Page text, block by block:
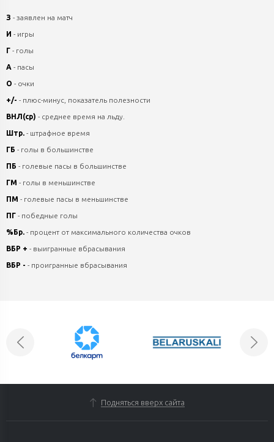
З - заявлен на матч
И - игры
Г - голы
А - пасы
О - очки
+/- - плюс-минус, показатель полезности
ВНЛ(ср) - среднее время на льду.
Штр. - штрафное время
ГБ - голы в большинстве
ПБ - голевые пасы в большинстве
ГМ - голы в меньшинстве
ПМ - голевые пасы в меньшинстве
ПГ - победные голы
%Бр. - процент от максимального количества очков
ВБР + - выигранные вбрасывания
ВБР - - проигранные вбрасывания
Подняться вверх сайта